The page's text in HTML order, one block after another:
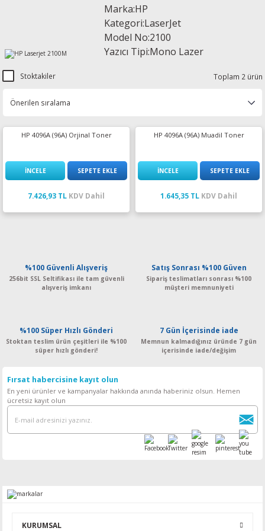
Marka:HP
Kategori:LaserJet
Model No:2100
Yazıcı Tipi:Mono Lazer
Stoktakiler Toplam 2 ürün
HP 4096A (96A) Orjinal Toner
İNCELE SEPETE EKLE
7.426,93 TL KDV Dahil
HP 4096A (96A) Muadil Toner
İNCELE SEPETE EKLE
1.645,35 TL KDV Dahil
%100 Güvenli Alışveriş
256bit SSL Seltifikası ile tam güvenli
alışveriş imkanı
Satış Sonrası %100 Güven
Sipariş teslimatları sonrası %100
müşteri memnuniyeti
%100 Süper Hızlı Gönderi
Stoktan teslim ürün çeşitleri ile %100
süper hızlı gönderi!
7 Gün İçerisinde iade
Memnun kalmadığınız üründe 7 gün
içerisinde iade/değişim
Fırsat habercisine kayıt olun
En yeni ürünler ve kampanyalar hakkında anında haberiniz olsun. Hemen
ücretsiz kayıt olun
KURUMSAL